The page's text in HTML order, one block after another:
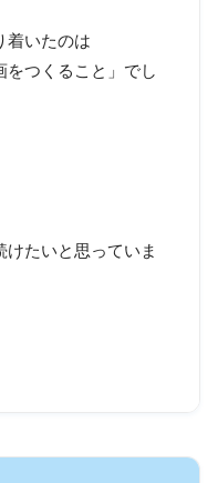
着いたのは
をつくること」でし
たいと思っていま